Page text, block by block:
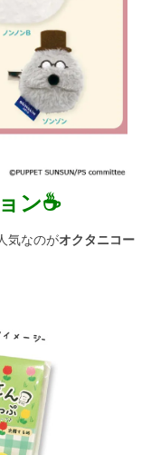
ン☕
気なのがオクタニコー